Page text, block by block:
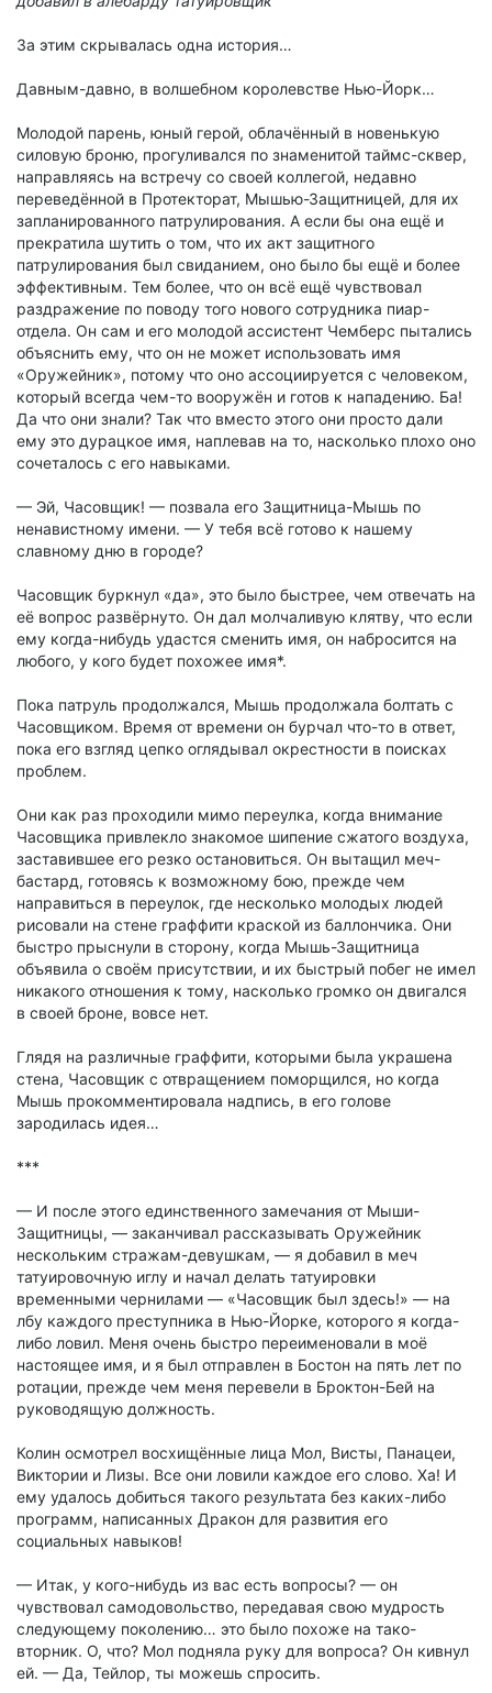
За этим скрывалась одна история…
Давным-давно, в волшебном королевстве Нью-Йорк…
Молодой парень, юный герой, облачённый в новенькую
силовую броню, прогуливался по знаменитой таймс-сквер,
направляясь на встречу со своей коллегой, недавно
переведённой в Протекторат, Мышью-Защитницей, для их
запланированного патрулирования. А если бы она ещё и
прекратила шутить о том, что их акт защитного
патрулирования был свиданием, оно было бы ещё и более
эффективным. Тем более, что он всё ещё чувствовал
раздражение по поводу того нового сотрудника пиар-
отдела. Он сам и его молодой ассистент Чемберс пытались
объяснить ему, что он не может использовать имя
«Оружейник», потому что оно ассоциируется с человеком,
который всегда чем-то вооружён и готов к нападению. Ба!
Да что они знали? Так что вместо этого они просто дали
ему это дурацкое имя, наплевав на то, насколько плохо оно
сочеталось с его навыками.
— Эй, Часовщик! — позвала его Защитница-Мышь по
ненавистному имени. — У тебя всё готово к нашему
славному дню в городе?
Часовщик буркнул «да», это было быстрее, чем отвечать на
её вопрос развёрнуто. Он дал молчаливую клятву, что если
ему когда-нибудь удастся сменить имя, он набросится на
любого, у кого будет похожее имя*.
Пока патруль продолжался, Мышь продолжала болтать с
Часовщиком. Время от времени он бурчал что-то в ответ,
пока его взгляд цепко оглядывал окрестности в поисках
проблем.
Они как раз проходили мимо переулка, когда внимание
Часовщика привлекло знакомое шипение сжатого воздуха,
заставившее его резко остановиться. Он вытащил меч-
бастард, готовясь к возможному бою, прежде чем
направиться в переулок, где несколько молодых людей
рисовали на стене граффити краской из баллончика. Они
быстро прыснули в сторону, когда Мышь-Защитница
объявила о своём присутствии, и их быстрый побег не имел
никакого отношения к тому, насколько громко он двигался
в своей броне, вовсе нет.
Глядя на различные граффити, которыми была украшена
стена, Часовщик с отвращением поморщился, но когда
Мышь прокомментировала надпись, в его голове
зародилась идея…
***
— И после этого единственного замечания от Мыши-
Защитницы, — заканчивал рассказывать Оружейник
нескольким стражам-девушкам, — я добавил в меч
татуировочную иглу и начал делать татуировки
временными чернилами — «Часовщик был здесь!» — на
лбу каждого преступника в Нью-Йорке, которого я когда-
либо ловил. Меня очень быстро переименовали в моё
настоящее имя, и я был отправлен в Бостон на пять лет по
ротации, прежде чем меня перевели в Броктон-Бей на
руководящую должность.
Колин осмотрел восхищённые лица Мол, Висты, Панацеи,
Виктории и Лизы. Все они ловили каждое его слово. Ха! И
ему удалось добиться такого результата без каких-либо
программ, написанных Дракон для развития его
социальных навыков!
— Итак, у кого-нибудь из вас есть вопросы? — он
чувствовал самодовольство, передавая свою мудрость
следующему поколению… это было похоже на тако-
вторник. О, что? Мол подняла руку для вопроса? Он кивнул
ей. — Да, Тейлор, ты можешь спросить.